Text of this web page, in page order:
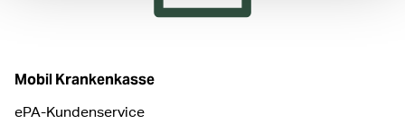
Mobil Krankenkasse
ePA-Kundenservice